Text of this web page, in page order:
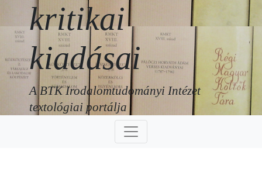
kritikai
kiadásai
A BTK Irodalomtudományi Intézet
textológiai portálja